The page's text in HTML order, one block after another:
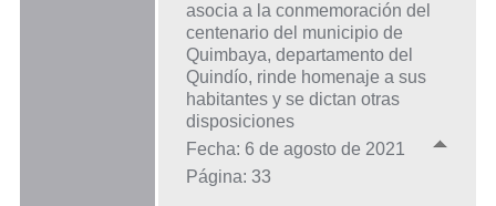
asocia a la conmemoración del
centenario del municipio de
Quimbaya, departamento del
Quindío, rinde homenaje a sus
habitantes y se dictan otras
disposiciones
Fecha: 6 de agosto de 2021
Página: 33